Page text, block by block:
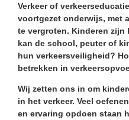
Verkeer of
voortgezet onderwijs, met
te vergroten. Kinderen zijn
kan de school, peuter of
hun verkeersveiligheid?
betrekken in
Wij zetten ons in om
in het verkeer. Veel
en ervaring opdoen staan